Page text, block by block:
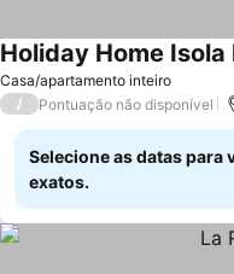
Casa/apartamento inteiro
Holiday Home Isola
/ Pontuação não disponível
Selecione as datas para
exatos.